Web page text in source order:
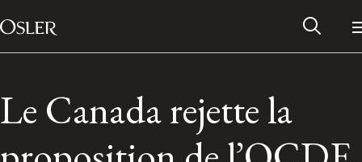
Passer au contenu
Main Navigation
Le Canada rejette la